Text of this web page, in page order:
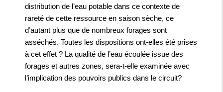
distribution de l’eau potable dans ce contexte de
rareté de cette ressource en saison sèche, ce
d’autant plus que de nombreux forages sont
asséchés. Toutes les dispositions ont-elles été prises
à cet effet ? La qualité de l’eau écoulée issue des
forages et autres zones, sera-t-elle examinée avec
l’implication des pouvoirs publics dans le circuit?